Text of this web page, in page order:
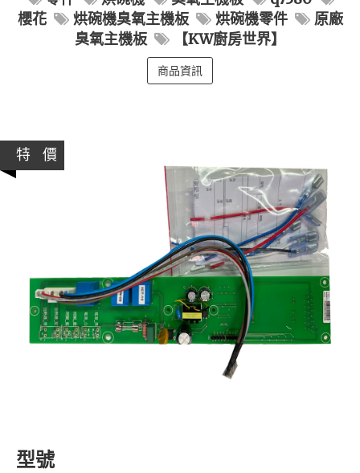
櫻花
烘碗機臭氧主機板 烘碗機零件
原廠
臭氧主機板
【KW廚房世界】
商品資訊
特 價
型號